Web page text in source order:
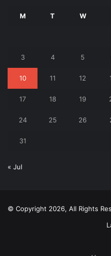
M T W
3 4 5
10 11 12
17 18 19
24 25 26
31
« Jul
© Copyright 2026, All Rights